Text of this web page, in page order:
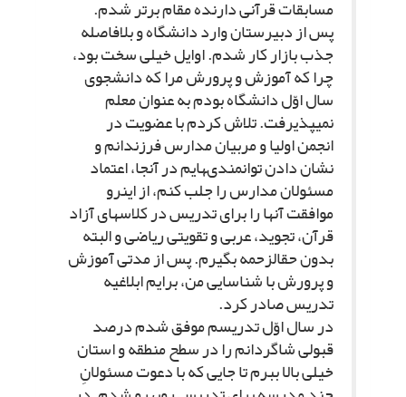
مسابقات قرآنى دارنده مقام برتر شدم.
پس از دبیرستان وارد دانشگاه و بلافاصله
جذب بازار کار شدم. اوایل خیلى سخت بود،
چرا که آموزش و پرورش مرا که دانشجوى
سال اوّل دانشگاه بودم به عنوان معلم
نمى‏پذیرفت. تلاش کردم با عضویت در
انجمن اولیا و مربیان مدارس فرزندانم و
نشان دادن توانمندى‏هایم در آنجا، اعتماد
مسئولان مدارس را جلب کنم، از این‏رو
موافقت آنها را براى تدریس در کلاس‏هاى آزاد
قرآن، تجوید، عربى و تقویتى ریاضى و البته
بدون حق‏الزحمه بگیرم. پس از مدتى آموزش
و پرورش با شناسایى من، برایم ابلاغیه
تدریس صادر کرد.
در سال اوّل تدریسم موفق شدم درصد
قبولى شاگردانم را در سطح منطقه و استان
خیلى بالا ببرم تا جایى که با دعوت مسئولانِ